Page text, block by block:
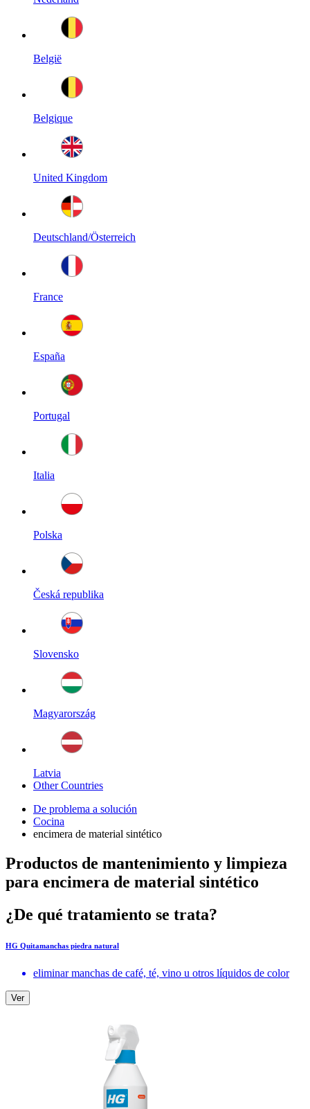
België
Belgique
United Kingdom
Deutschland/Österreich
France
España
Portugal
Italia
Polska
Česká republika
Slovensko
Magyarország
Latvia
Other Countries
De problema a solución
Cocina
encimera de material sintético
Productos de mantenimiento y limpieza
para encimera de material sintético
¿De qué tratamiento se trata?
HG Quitamanchas piedra natural
eliminar manchas de café, té, vino u otros líquidos de color
Ver